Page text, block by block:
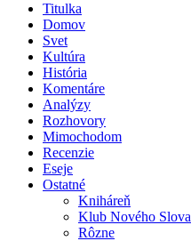
Titulka
Domov
Svet
Kultúra
História
Komentáre
Analýzy
Rozhovory
Mimochodom
Recenzie
Eseje
Ostatné
Kniháreň
Klub Nového Slova
Rôzne